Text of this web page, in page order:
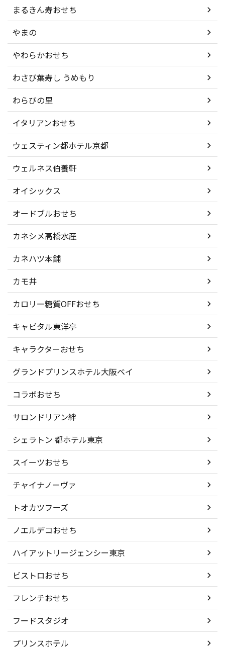
まるきん寿おせち
やまの
やわらかおせち
わさび葉寿し うめもり
わらびの里
イタリアンおせち
ウェスティン都ホテル京都
ウェルネス伯養軒
オイシックス
オードブルおせち
カネシメ高橋水産
カネハツ本舗
カモ井
カロリー糖質OFFおせち
キャピタル東洋亭
キャラクターおせち
グランドプリンスホテル大阪ベイ
コラボおせち
サロンドリアン絆
シェラトン 都ホテル東京
スイーツおせち
チャイナノーヴァ
トオカツフーズ
ノエルデコおせち
ハイアットリージェンシー東京
ビストロおせち
フレンチおせち
フードスタジオ
プリンスホテル